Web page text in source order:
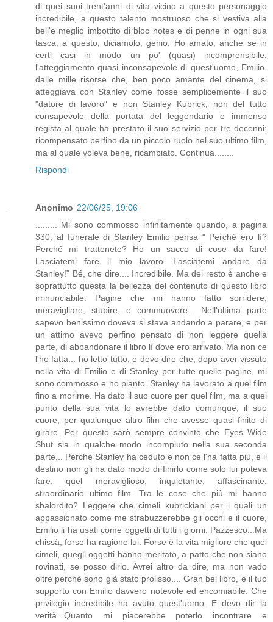
di quei suoi trent'anni di vita vicino a questo personaggio
incredibile, a questo talento mostruoso che si vestiva alla
bell'e meglio imbottito di bloc notes e di penne in ogni sua
tasca, a questo, diciamolo, genio. Ho amato, anche se in
certi casi in modo un po' (quasi) incomprensibile,
l'atteggiamento quasi inconsapevole di quest'uomo, Emilio,
dalle mille risorse che, ben poco amante del cinema, si
atteggiava con Stanley come fosse semplicemente il suo
"datore di lavoro" e non Stanley Kubrick; non del tutto
consapevole della portata del leggendario e immenso
regista al quale ha prestato il suo servizio per tre decenni;
ricompensato perfino da un piccolo ruolo nel suo ultimo film,
ma al quale voleva bene, ricambiato. Continua........
Rispondi
Anonimo 22/06/25, 19:06
......... Mi sono commosso infinitamente quando, a pagina
330, al funerale di Stanley Emilio pensa " Perché ero lì?
Perché mi trattenete? Ho un sacco di cose da fare!
Lasciatemi fare il mio lavoro. Lasciatemi andare da
Stanley!" Bé, che dire.... Incredibile. Ma del resto è anche e
soprattutto questa la bellezza del contenuto di questo libro
irrinunciabile. Pagine che mi hanno fatto sorridere,
meravigliare, stupire, e commuovere... Nell'ultima parte
sapevo benissimo doveva si stava andando a parare, e per
un attimo avevo perfino pensato di non leggere quella
parte, di abbandonare il libro lì dove ero arrivato. Ma non ce
l'ho fatta... ho letto tutto, e devo dire che, dopo aver vissuto
nella vita di Emilio e di Stanley per tutte quelle pagine, mi
sono commosso e ho pianto. Stanley ha lavorato a quel film
fino a morirne. Ha dato il suo cuore per quel film, ma a quel
punto della sua vita lo avrebbe dato comunque, il suo
cuore, per qualunque altro film che avesse quasi finito di
girare. Per questo sarò sempre convinto che Eyes Wide
Shut sia in qualche modo incompiuto nella sua seconda
parte... Perché Stanley ha ceduto e non ce l'ha fatta più, e il
destino non gli ha dato modo di finirlo come solo lui poteva
fare, quel meraviglioso, inquietante, affascinante,
straordinario ultimo film. Tra le cose che più mi hanno
sbalordito? Leggere che cimeli kubrickiani per i quali un
appassionato come me strabuzzerebbe gli occhi e il cuore,
Emilio li ha usati come oggetti di tutti i giorni. Pazzesco...Ma
chissà, forse ha ragione lui. Forse è la vita migliore che quei
cimeli, quegli oggetti hanno meritato, a patto che non siano
rovinati, se posso dirlo. Avrei altro da dire, ma non vado
oltre perché sono già stato prolisso.... Gran bel libro, e il tuo
supporto con Emilio davvero notevole ed encomiabile. Che
privilegio incredibile ha avuto quest'uomo. E devo dir la
verità...Quanto mi piacerebbe poterlo incontrare e